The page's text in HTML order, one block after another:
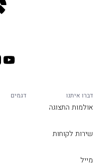
דברו איתנו
אולמות התצוגה
שירות לקוחות
מייל
דגמים